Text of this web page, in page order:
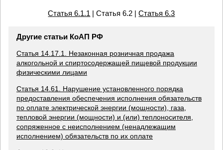
Статья 6.1.1 | Статья 6.2 |Статья 6.3
Другие статьи КоАП РФ
Статья 14.17.1. Незаконная розничная продажа
алкогольной и спиртосодержащей пищевой продукции
физическими лицами
Статья 14.61. Нарушение установленного порядка
предоставления обеспечения исполнения обязательств
по оплате электрической энергии (мощности), газа,
тепловой энергии (мощности) и (или) теплоносителя,
сопряженное с неисполнением (ненадлежащим
исполнением) обязательств по их оплате